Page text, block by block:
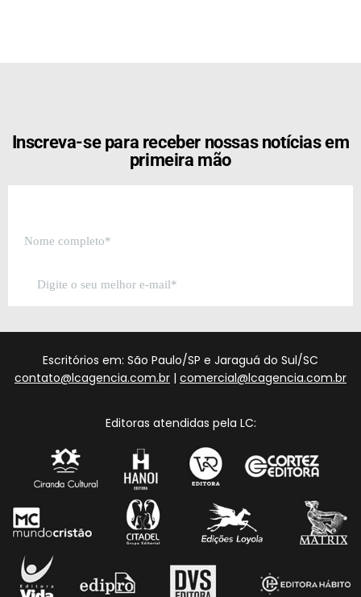
Inscreva-se para receber nossas notícias em
primeira mão
Escritórios em: São Paulo/SP e Jaraguá do Sul/SC
contato@lcagencia.com.br | comercial@lcagencia.com.br
Editoras atendidas pela LC: